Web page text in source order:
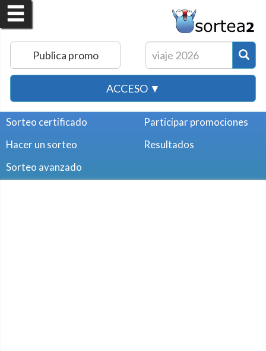
Publica promo
ACCESO ▼
Sorteo certificado
Hacer un sorteo
Sorteo avanzado
Participar promociones
Resultados